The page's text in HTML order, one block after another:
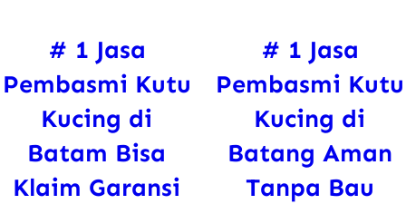
# 1 Jasa
Pembasmi Kutu
Kucing di
Batam Bisa
Klaim Garansi
# 1 Jasa
Pembasmi Kutu
Kucing di
Batang Aman
Tanpa Bau